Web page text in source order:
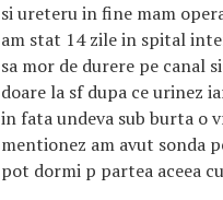
si ureteru in fine mam
am stat 14 zile in spital
sa mor de durere pe canal
doare la sf dupa ce urinez
in fata undeva sub burta o
mentionez am avut sonda
pot dormi p partea aceea